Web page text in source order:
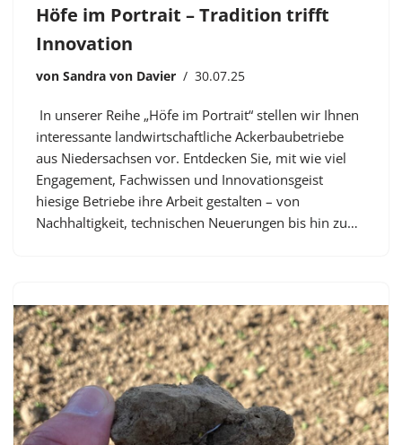
Höfe im Portrait – Tradition trifft
Innovation
von Sandra von Davier 30.07.25
In unserer Reihe „Höfe im Portrait“ stellen wir Ihnen
interessante landwirtschaftliche Ackerbaubetriebe
aus Niedersachsen vor. Entdecken Sie, mit wie viel
Engagement, Fachwissen und Innovationsgeist
hiesige Betriebe ihre Arbeit gestalten – von
Nachhaltigkeit, technischen Neuerungen bis hin zu…